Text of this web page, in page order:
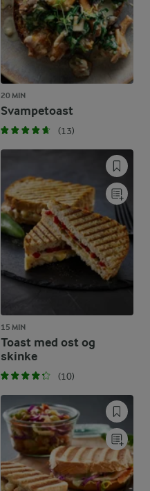
20 MIN
Svampetoast
(13)
15 MIN
Toast med ost og
skinke
(10)